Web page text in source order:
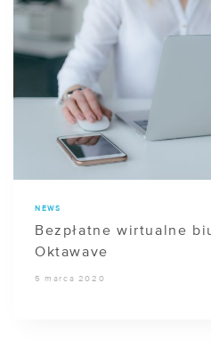
NEWS
Bezpłatne wirtualne
Oktawave
5 marca 2020